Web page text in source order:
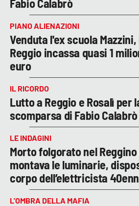
Fabio Calabrò
PIANO ALIENAZIONI
Venduta l'ex scuola
Reggio incassa quasi 1
euro
IL RICORDO
Lutto a Reggio e Rosalì per
scomparsa di Fabio Calabrò
LE INDAGINI
Morto folgorato nel
montava le luminarie,
corpo dell’elettricista
L’OMBRA DELLA MAFIA